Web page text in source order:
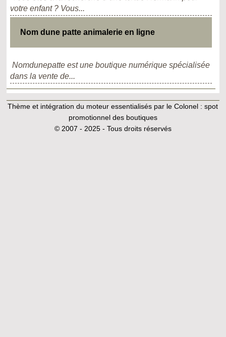
votre enfant ? Vous...
Nom dune patte animalerie en ligne
Nomdunepatte est une boutique numérique spécialisée
dans la vente de...
Thème et intégration du moteur essentialisés par le Colonel :spot
promotionnel des boutiques
© 2007 - 2025 - Tous droits réservés